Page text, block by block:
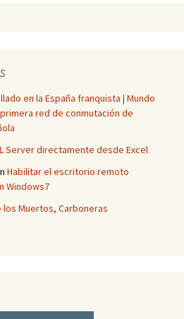
en la España franquista | Mundo
primera red de conmutación de
Server directamente desde Excel
Habilitar el escritorio remoto
Windows7
los Muertos, Carboneras